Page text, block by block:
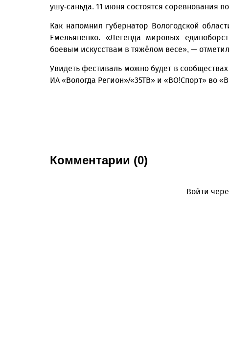
ушу‑саньда. 11 июня состоятся соревнования
Как напомнил губернатор Вологодской
Емельяненко. «Легенда мировых
боевым искусствам в тяжёлом весе», —
Увидеть фестиваль можно будет в
ИА «Вологда Регион»/«35ТВ» и «ВО!Спорт» во
Комментарии (0)
Войти